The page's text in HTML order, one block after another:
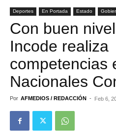
Deportes En Portada Estado
Con buen
Incode realiza
competencias
Nacionales
Por AFMEDIOS / REDACCIÓN - Feb 6,